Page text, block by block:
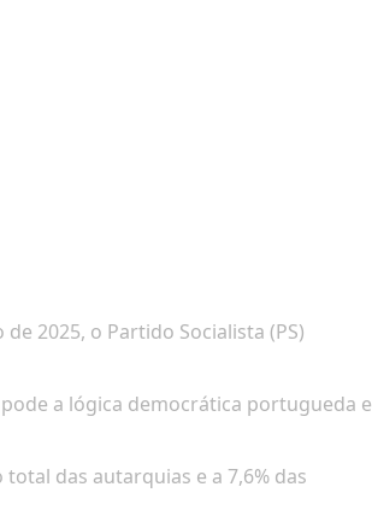
2025, o Partido Socialista (PS)
a lógica democrática portugueda e
das autarquias e a 7,6% das